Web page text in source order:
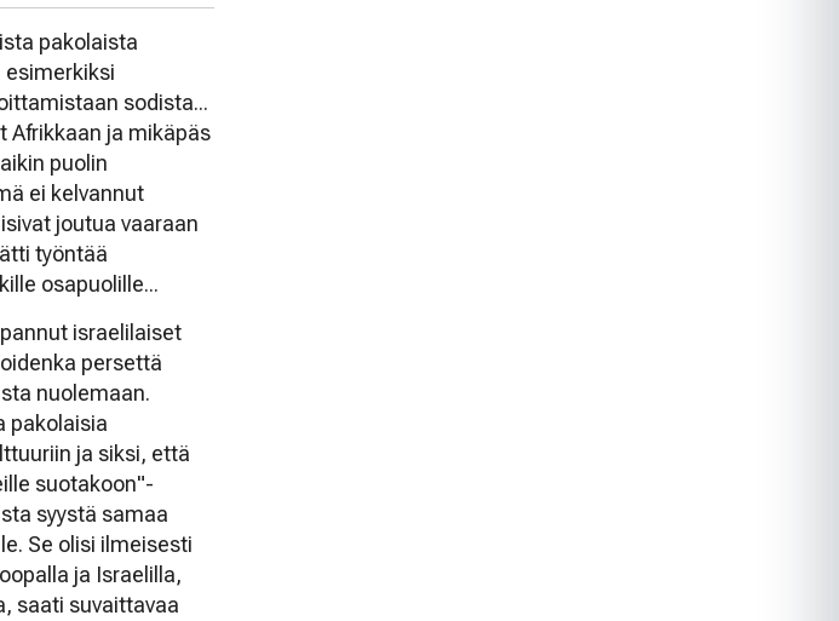
pakolaista
sodista...
Afrikkaan ja mikäpäs
puolin
ei kelvannut
joutua vaaraan
työntää
osapuolille...
israelilaiset
persettä
nuolemaan.
pakolaisia
ja siksi, että
suotakoon"-
syystä samaa
Se olisi ilmeisesti
ja Israelilla,
saati suvaittavaa